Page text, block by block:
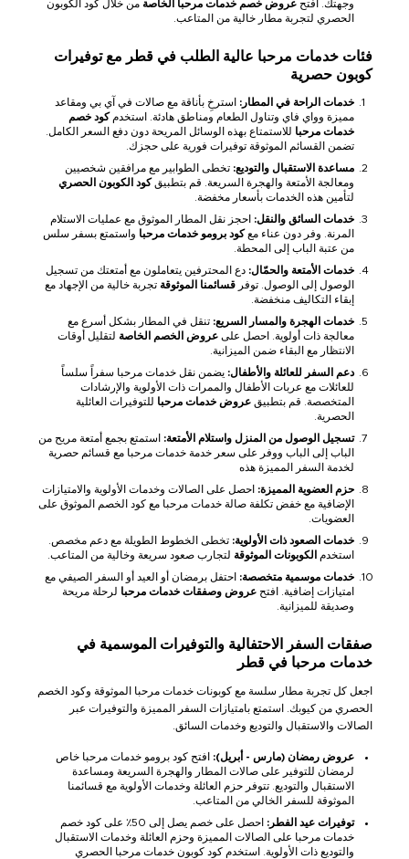
وجهتك. افتح عروض خصم خدمات مرحبا الخاصة من خلال كود الكوبون
الحصري لتجربة مطار خالية من المتاعب.
فئات خدمات مرحبا عالية الطلب في قطر مع توفيرات
كوبون حصرية
خدمات الراحة في المطار: استرخِ بأناقة مع صالات في آي بي ومقاعد
مميزة وواي فاي وتناول الطعام ومناطق هادئة. استخدمكود خصم
خدمات مرحبا للاستمتاع بهذه الوسائل المريحة دون دفع السعر الكامل.
تضمن القسائم الموثوقة توفيرات فورية على حجزك.
مساعدة الاستقبال والتوديع: تخطى الطوابير مع مرافقين شخصيين
ومعالجة الأمتعة والهجرة السريعة. قم بتطبيقكود الكوبون الحصري
لتأمين هذه الخدمات بأسعار مخفضة.
خدمات السائق والنقل: احجز نقل المطار الموثوق مع عمليات الاستلام
المرنة. وفر دون عناء معكود برومو خدمات مرحبا واستمتع بسفر سلس
من عتبة الباب إلى المحطة.
خدمات الأمتعة والحمّال: دع المحترفين يتعاملون مع أمتعتك من تسجيل
الوصول إلى الوصول. توفر قسائمنا الموثوقة تجربة خالية من الإجهاد مع
إبقاء التكاليف منخفضة.
خدمات الهجرة والمسار السريع: تنقل في المطار بشكل أسرع مع
معالجة ذات أولوية. احصل على عروض الخصم الخاصة لتقليل أوقات
الانتظار مع البقاء ضمن الميزانية.
دعم السفر للعائلة والأطفال: يضمن نقل خدمات مرحبا سفراً سلساً
للعائلات مع عربات الأطفال والممرات ذات الأولوية والإرشادات
المتخصصة. قم بتطبيق عروض خدمات مرحبا للتوفيرات العائلية
الحصرية.
تسجيل الوصول من المنزل واستلام الأمتعة: استمتع بجمع أمتعة مريح من
الباب إلى الباب ووفر على سعر خدمة خدمات مرحبا مع قسائم حصرية
لخدمة السفر المميزة هذه
حزم العضوية المميزة: احصل على الصالات وخدمات الأولوية والامتيازات
الإضافية مع خفض تكلفة صالة خدمات مرحبا مع كود الخصم الموثوق على
العضويات.
خدمات الصعود ذات الأولوية: تخطى الخطوط الطويلة مع دعم مخصص.
استخدم
الكوبونات الموثوقة لتجارب صعود سريعة وخالية من المتاعب.
خدمات موسمية متخصصة: احتفل برمضان أو العيد أو السفر الصيفي مع
امتيازات إضافية. افتح عروض وصفقات خدمات مرحبا لرحلة مريحة
وصديقة للميزانية.
صفقات السفر الاحتفالية والتوفيرات الموسمية في
خدمات مرحبا في قطر
اجعل كل تجربة مطار سلسة مع كوبونات خدمات مرحبا الموثوقة وكود الخصم
الحصري من كيوبك. استمتع بامتيازات السفر المميزة والتوفيرات عبر
الصالات والاستقبال والتوديع وخدمات السائق.
عروض رمضان (مارس - أبريل): افتح كود برومو خدمات مرحبا خاص
لرمضان للتوفير على صالات المطار والهجرة السريعة ومساعدة
الاستقبال والتوديع. تتوفر حزم العائلة وخدمات الأولوية مع قسائمنا
الموثوقة للسفر الخالي من المتاعب.
توفيرات عيد الفطر:
احصل على خصم يصل إلى 50٪ على كود خصم
خدمات مرحبا على الصالات المميزة وحزم العائلة وخدمات الاستقبال
والتوديع ذات الأولوية. استخدم كود كوبون خدمات مرحبا الحصري